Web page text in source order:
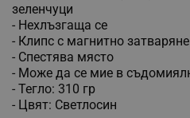
зеленчуци
- Нехлъзгаща се
- Клипс с магнитно затваряне
- Спестява място
- Може да се мие в
- Тегло: 310 гр
- Цвят: Светлосин